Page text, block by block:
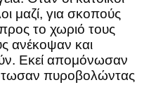
μαζί, για σκοπούς
το χωριό τους
ανέκοψαν και
Εκεί απομόνωσαν
πυροβολώντας